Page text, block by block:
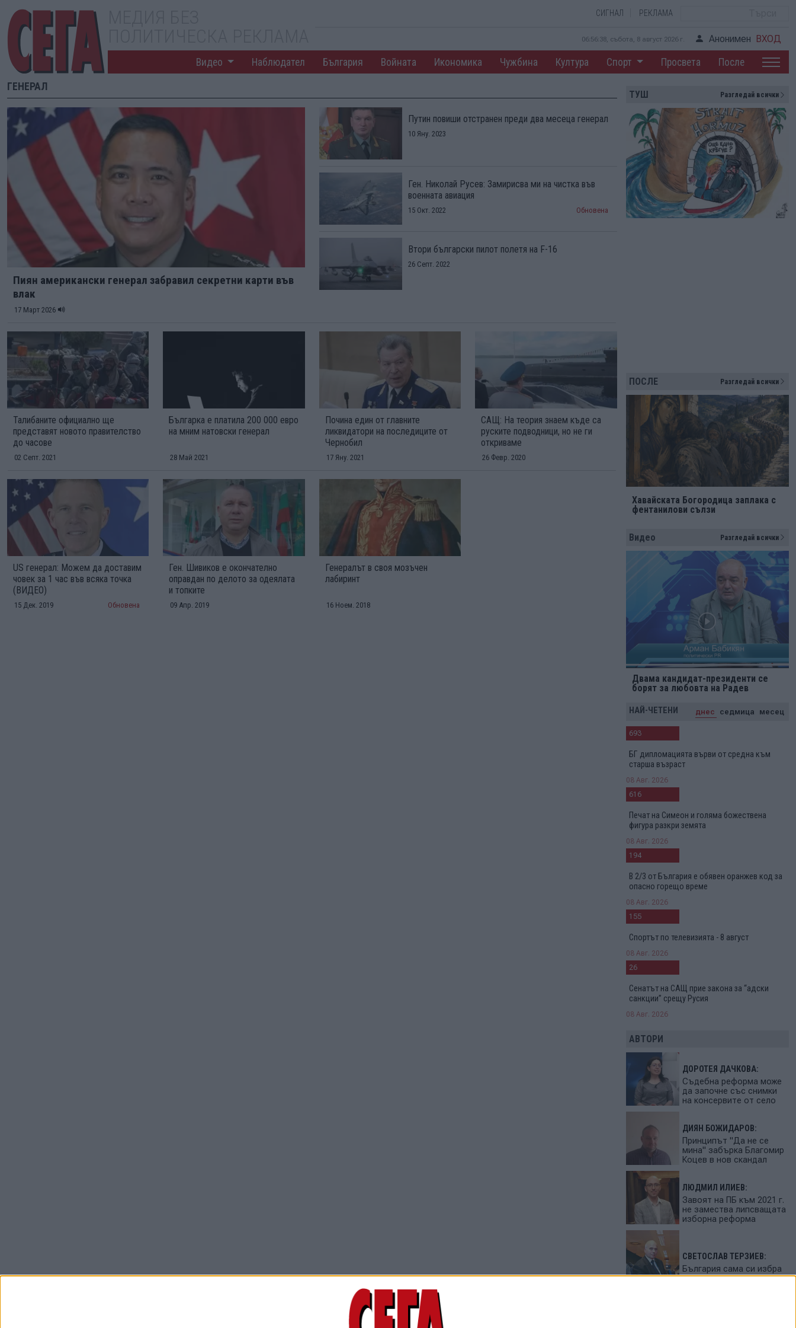
СИГНАЛ РЕКЛАМА
06:56:39, събота, 8 август 2026 г. Анонимен ВХОД
Видео Наблюдател България Войната Икономика Чужбина Култура Спорт Просвета После
ГЕНЕРАЛ
Пиян американски генерал забравил секретни карти във
влак
17 Март 2026
Путин повиши отстранен преди два месеца генерал
10 Яну. 2023
Ген. Николай Русев: Замирисва ми на чистка във
военната авиация
15 Окт. 2022 Обновена
Втори български пилот полетя на F-16
26 Септ. 2022
Талибаните официално ще
представят новото правителство
до часове
02 Септ. 2021
Българка е платила 200 000 евро
на мним натовски генерал
28 Май 2021
Почина един от главните
ликвидатори на последиците от
Чернобил
17 Яну. 2021
САЩ: На теория знаем къде са
руските подводници, но не ги
откриваме
26 Февр. 2020
US генерал: Можем да доставим
човек за 1 час във всяка точка
(ВИДЕО)
15 Дек. 2019 Обновена
Ген. Шивиков е окончателно
оправдан по делото за одеялата
и топките
09 Апр. 2019
Генералът в своя мозъчен
лабиринт
16 Ноем. 2018
ТУШ Разгледай всички
ПОСЛЕ Разгледай всички
Хавайската Богородица заплака с
фентанилови сълзи
Видео Разгледай всички
Двама кандидат-президенти се
борят за любовта на Радев
НАЙ-ЧЕТЕНИ днес седмица месец
693
БГ дипломацията върви от средна към
старша възраст
08 Авг. 2026
616
Печат на Симеон и голяма божествена
фигура разкри земята
08 Авг. 2026
194
В 2/3 от България е обявен оранжев код за
опасно горещо време
08 Авг. 2026
155
Спортът по телевизията - 8 август
08 Авг. 2026
26
Сенатът на САЩ прие закона за “адски
санкции” срещу Русия
08 Авг. 2026
АВТОРИ
ДОРОТЕЯ ДАЧКОВА:
Съдебна реформа може
да започне със снимки
на консервите от село
ДИЯН БОЖИДАРОВ:
Принципът "Да не се
мина" забърка Благомир
Коцев в нов скандал
ЛЮДМИЛ ИЛИЕВ:
Завоят на ПБ към 2021 г.
не замества липсващата
изборна реформа
СВЕТОСЛАВ ТЕРЗИЕВ:
България сама си избра
вредител